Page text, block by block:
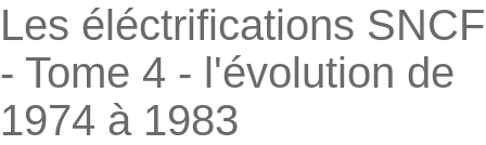
Les éléctrifications SNCF
- Tome 4 - l'évolution de
1974 à 1983